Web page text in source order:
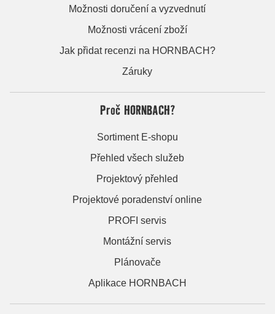
Možnosti doručení a vyzvednutí
Možnosti vrácení zboží
Jak přidat recenzi na HORNBACH?
Záruky
Proč HORNBACH?
Sortiment E-shopu
Přehled všech služeb
Projektový přehled
Projektové poradenství online
PROFI servis
Montážní servis
Plánovače
Aplikace HORNBACH